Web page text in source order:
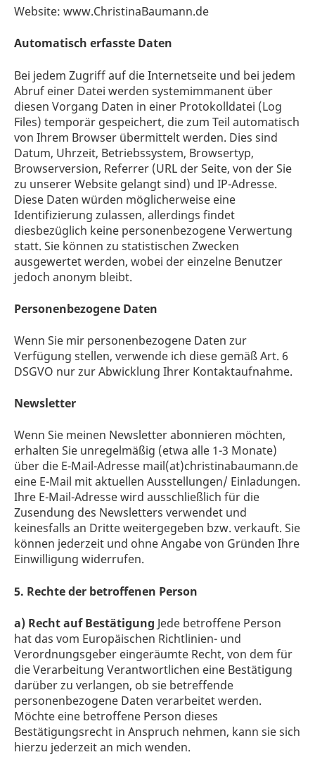
Website: www.ChristinaBaumann.de
Automatisch erfasste Daten
Bei jedem Zugriff auf die Internetseite und bei jedem
Abruf einer Datei werden systemimmanent über
diesen Vorgang Daten in einer Protokolldatei (Log
Files) temporär gespeichert, die zum Teil automatisch
von Ihrem Browser übermittelt werden. Dies sind
Datum, Uhrzeit, Betriebssystem, Browsertyp,
Browserversion, Referrer (URL der Seite, von der Sie
zu unserer Website gelangt sind) und IP-Adresse.
Diese Daten würden möglicherweise eine
Identifizierung zulassen, allerdings findet
diesbezüglich keine personenbezogene Verwertung
statt. Sie können zu statistischen Zwecken
ausgewertet werden, wobei der einzelne Benutzer
jedoch anonym bleibt.
Personenbezogene Daten
Wenn Sie mir personenbezogene Daten zur
Verfügung stellen, verwende ich diese gemäß Art. 6
DSGVO nur zur Abwicklung Ihrer Kontaktaufnahme.
Newsletter
Wenn Sie meinen Newsletter abonnieren möchten,
erhalten Sie unregelmäßig (etwa alle 1-3 Monate)
über die E-Mail-Adresse mail(at)christinabaumann.de
eine E-Mail mit aktuellen Ausstellungen/ Einladungen.
Ihre E-Mail-Adresse wird ausschließlich für die
Zusendung des Newsletters verwendet und
keinesfalls an Dritte weitergegeben bzw. verkauft. Sie
können jederzeit und ohne Angabe von Gründen Ihre
Einwilligung widerrufen.
5. Rechte der betroffenen Person
a) Recht auf Bestätigung Jede betroffene Person
hat das vom Europäischen Richtlinien- und
Verordnungsgeber eingeräumte Recht, von dem für
die Verarbeitung Verantwortlichen eine Bestätigung
darüber zu verlangen, ob sie betreffende
personenbezogene Daten verarbeitet werden.
Möchte eine betroffene Person dieses
Bestätigungsrecht in Anspruch nehmen, kann sie sich
hierzu jederzeit an mich wenden.